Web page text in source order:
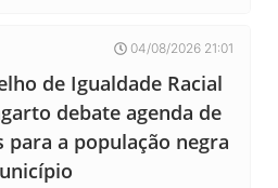
04/08/2026 21:01
de Igualdade Racial
debate agenda de
para a população negra